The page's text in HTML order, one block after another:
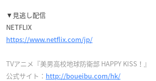
▼見逃し配信
NETFLIX
https://www.netflix.com/jp/
TVアニメ『美男高校地球防衛部 HAPPY KISS！』
公式サイト： http://boueibu.com/hk/